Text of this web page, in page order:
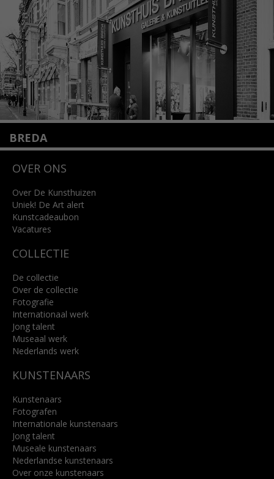
Lees meer
BREDA
4818 SB Breda
info@kunsthuisbreda.nl
Lees meer
OVER ONS
Over De Kunsthuizen
Uniek! De Art alert
Kunstcadeaubon
Vacatures
COLLECTIE
De collectie
Over de collectie
Fotografie
Internationaal werk
Jong talent
Museaal werk
Nederlands werk
KUNSTENAARS
Kunstenaars
Fotografen
Internationale kunstenaars
Jong talent
Museale kunstenaars
Nederlandse kunstenaars
Over onze kunstenaars